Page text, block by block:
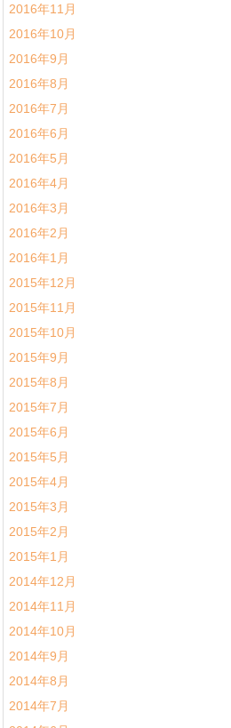
2016年11月
2016年10月
2016年9月
2016年8月
2016年7月
2016年6月
2016年5月
2016年4月
2016年3月
2016年2月
2016年1月
2015年12月
2015年11月
2015年10月
2015年9月
2015年8月
2015年7月
2015年6月
2015年5月
2015年4月
2015年3月
2015年2月
2015年1月
2014年12月
2014年11月
2014年10月
2014年9月
2014年8月
2014年7月